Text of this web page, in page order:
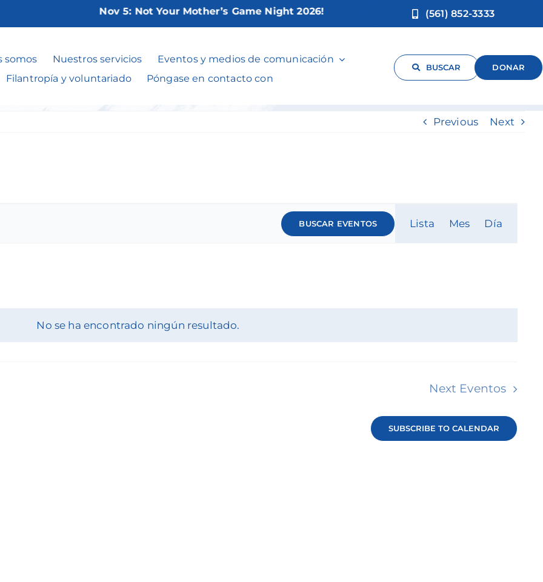
Nov 5:Not Your Mother’s Game Night 2026! (561) 852-3333
somos Nuestros servicios
Eventos y medios de comunicación
Filantropía y voluntariado
Póngase en contacto con
BUSCAR DONAR
Learn and Play
Previous Next
Notice
No se ha encontrado ningún resultado.
BUSCAR EVENTOS Lista Mes Día
Next Eventos
SUBSCRIBE TO CALENDAR